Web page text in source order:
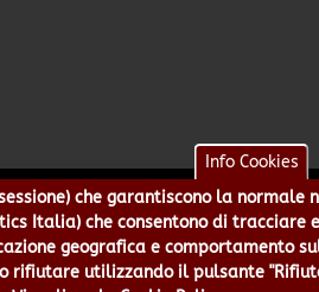
Mazzini 2 -16122 - Genova |
URP 010 5499456 Num.Verde 800
e Accessibilità|Note Legali|Contatti
Info Cookies
che garantiscono la normale
Italia) che consentono di tracciare
geografica e comportamento
rifiutare utilizzando il pulsante